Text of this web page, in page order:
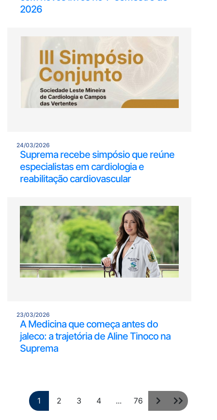
2026
24/03/2026
Suprema recebe simpósio que reúne
especialistas em cardiologia e
reabilitação cardiovascular
23/03/2026
A Medicina que começa antes do
jaleco: a trajetória de Aline Tinoco na
Suprema
1 2 3 4 ... 76